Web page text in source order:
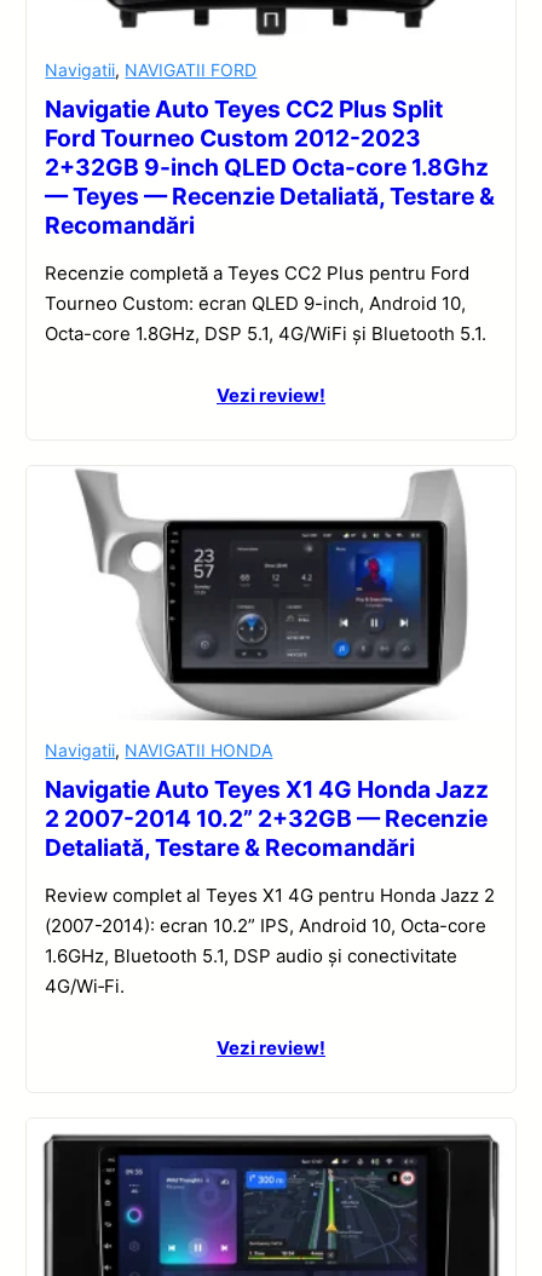
Navigatii, NAVIGATII FORD
Navigatie Auto Teyes CC2 Plus Split
Ford Tourneo Custom 2012-2023
2+32GB 9-inch QLED Octa-core 1.8Ghz
— Teyes — Recenzie Detaliată, Testare &
Recomandări
Recenzie completă a Teyes CC2 Plus pentru Ford
Tourneo Custom: ecran QLED 9-inch, Android 10,
Octa-core 1.8GHz, DSP 5.1, 4G/WiFi și Bluetooth 5.1.
Vezi review!
Navigatii, NAVIGATII HONDA
Navigatie Auto Teyes X1 4G Honda Jazz
2 2007-2014 10.2” 2+32GB — Recenzie
Detaliată, Testare & Recomandări
Review complet al Teyes X1 4G pentru Honda Jazz 2
(2007-2014): ecran 10.2” IPS, Android 10, Octa-core
1.6GHz, Bluetooth 5.1, DSP audio și conectivitate
4G/Wi‑Fi.
Vezi review!